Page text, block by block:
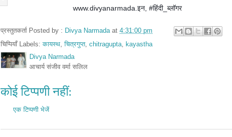
www.divyanarmada.इन, #हिंदी_ब्लॉगर
प्रस्तुतकर्ता Posted by : Divya Narmada at 4:31:00 pm
चिप्पियाँ Labels:कायस्थ ,चित्रगुप्त, chitragupta kayastha
Divya Narmada
आचार्य संजीव वर्मा सलिल
कोई टिप्पणी नहीं:
एक टिप्पणी भेजें